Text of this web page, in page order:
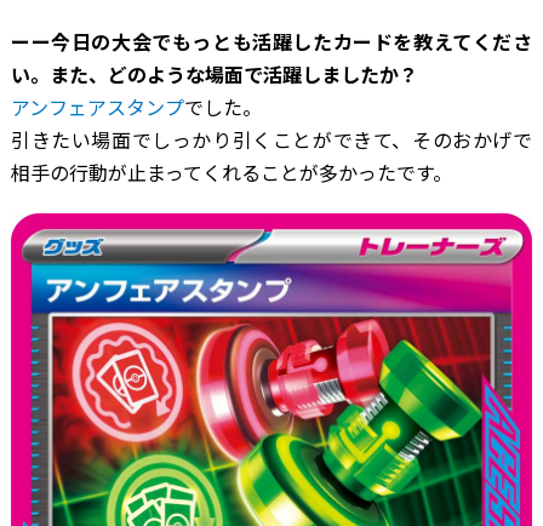
ーー今日の大会でもっとも活躍したカードを教えてくださ
い。また、どのような場面で活躍しましたか？
アンフェアスタンプでした。
引きたい場面でしっかり引くことができて、そのおかげで
相手の行動が止まってくれることが多かったです。